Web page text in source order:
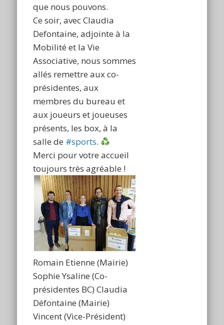
que nous pouvons.
Ce soir, avec Claudia
Defontaine, adjointe à la
Mobilité et la Vie
Associative, nous sommes
allés remettre aux co-
présidentes, aux
membres du bureau et
aux joueurs et joueuses
présents, les box, à la
salle de #sports.
Merci pour votre accueil
toujours très agréable !
Romain Etienne (Mairie)
Sophie Ysaline (Co-
présidentes BC) Claudia
Défontaine (Mairie)
Vincent (Vice-Président)